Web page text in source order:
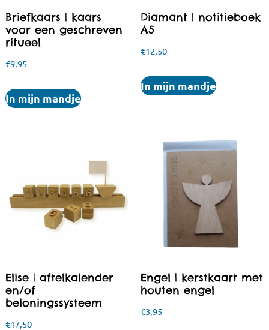
Briefkaars | kaars
voor een geschreven
ritueel
€9,95
In mijn mandje
Diamant | notitieboek
A5
€12,50
In mijn mandje
Elise | aftelkalender
en/of
beloningssysteem
€17,50
Engel | kerstkaart met
houten engel
€3,95